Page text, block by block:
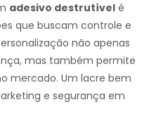
adesivo destrutível é
que buscam controle e
não apenas
mas também permite
mercado. Um lacre bem
e segurança em